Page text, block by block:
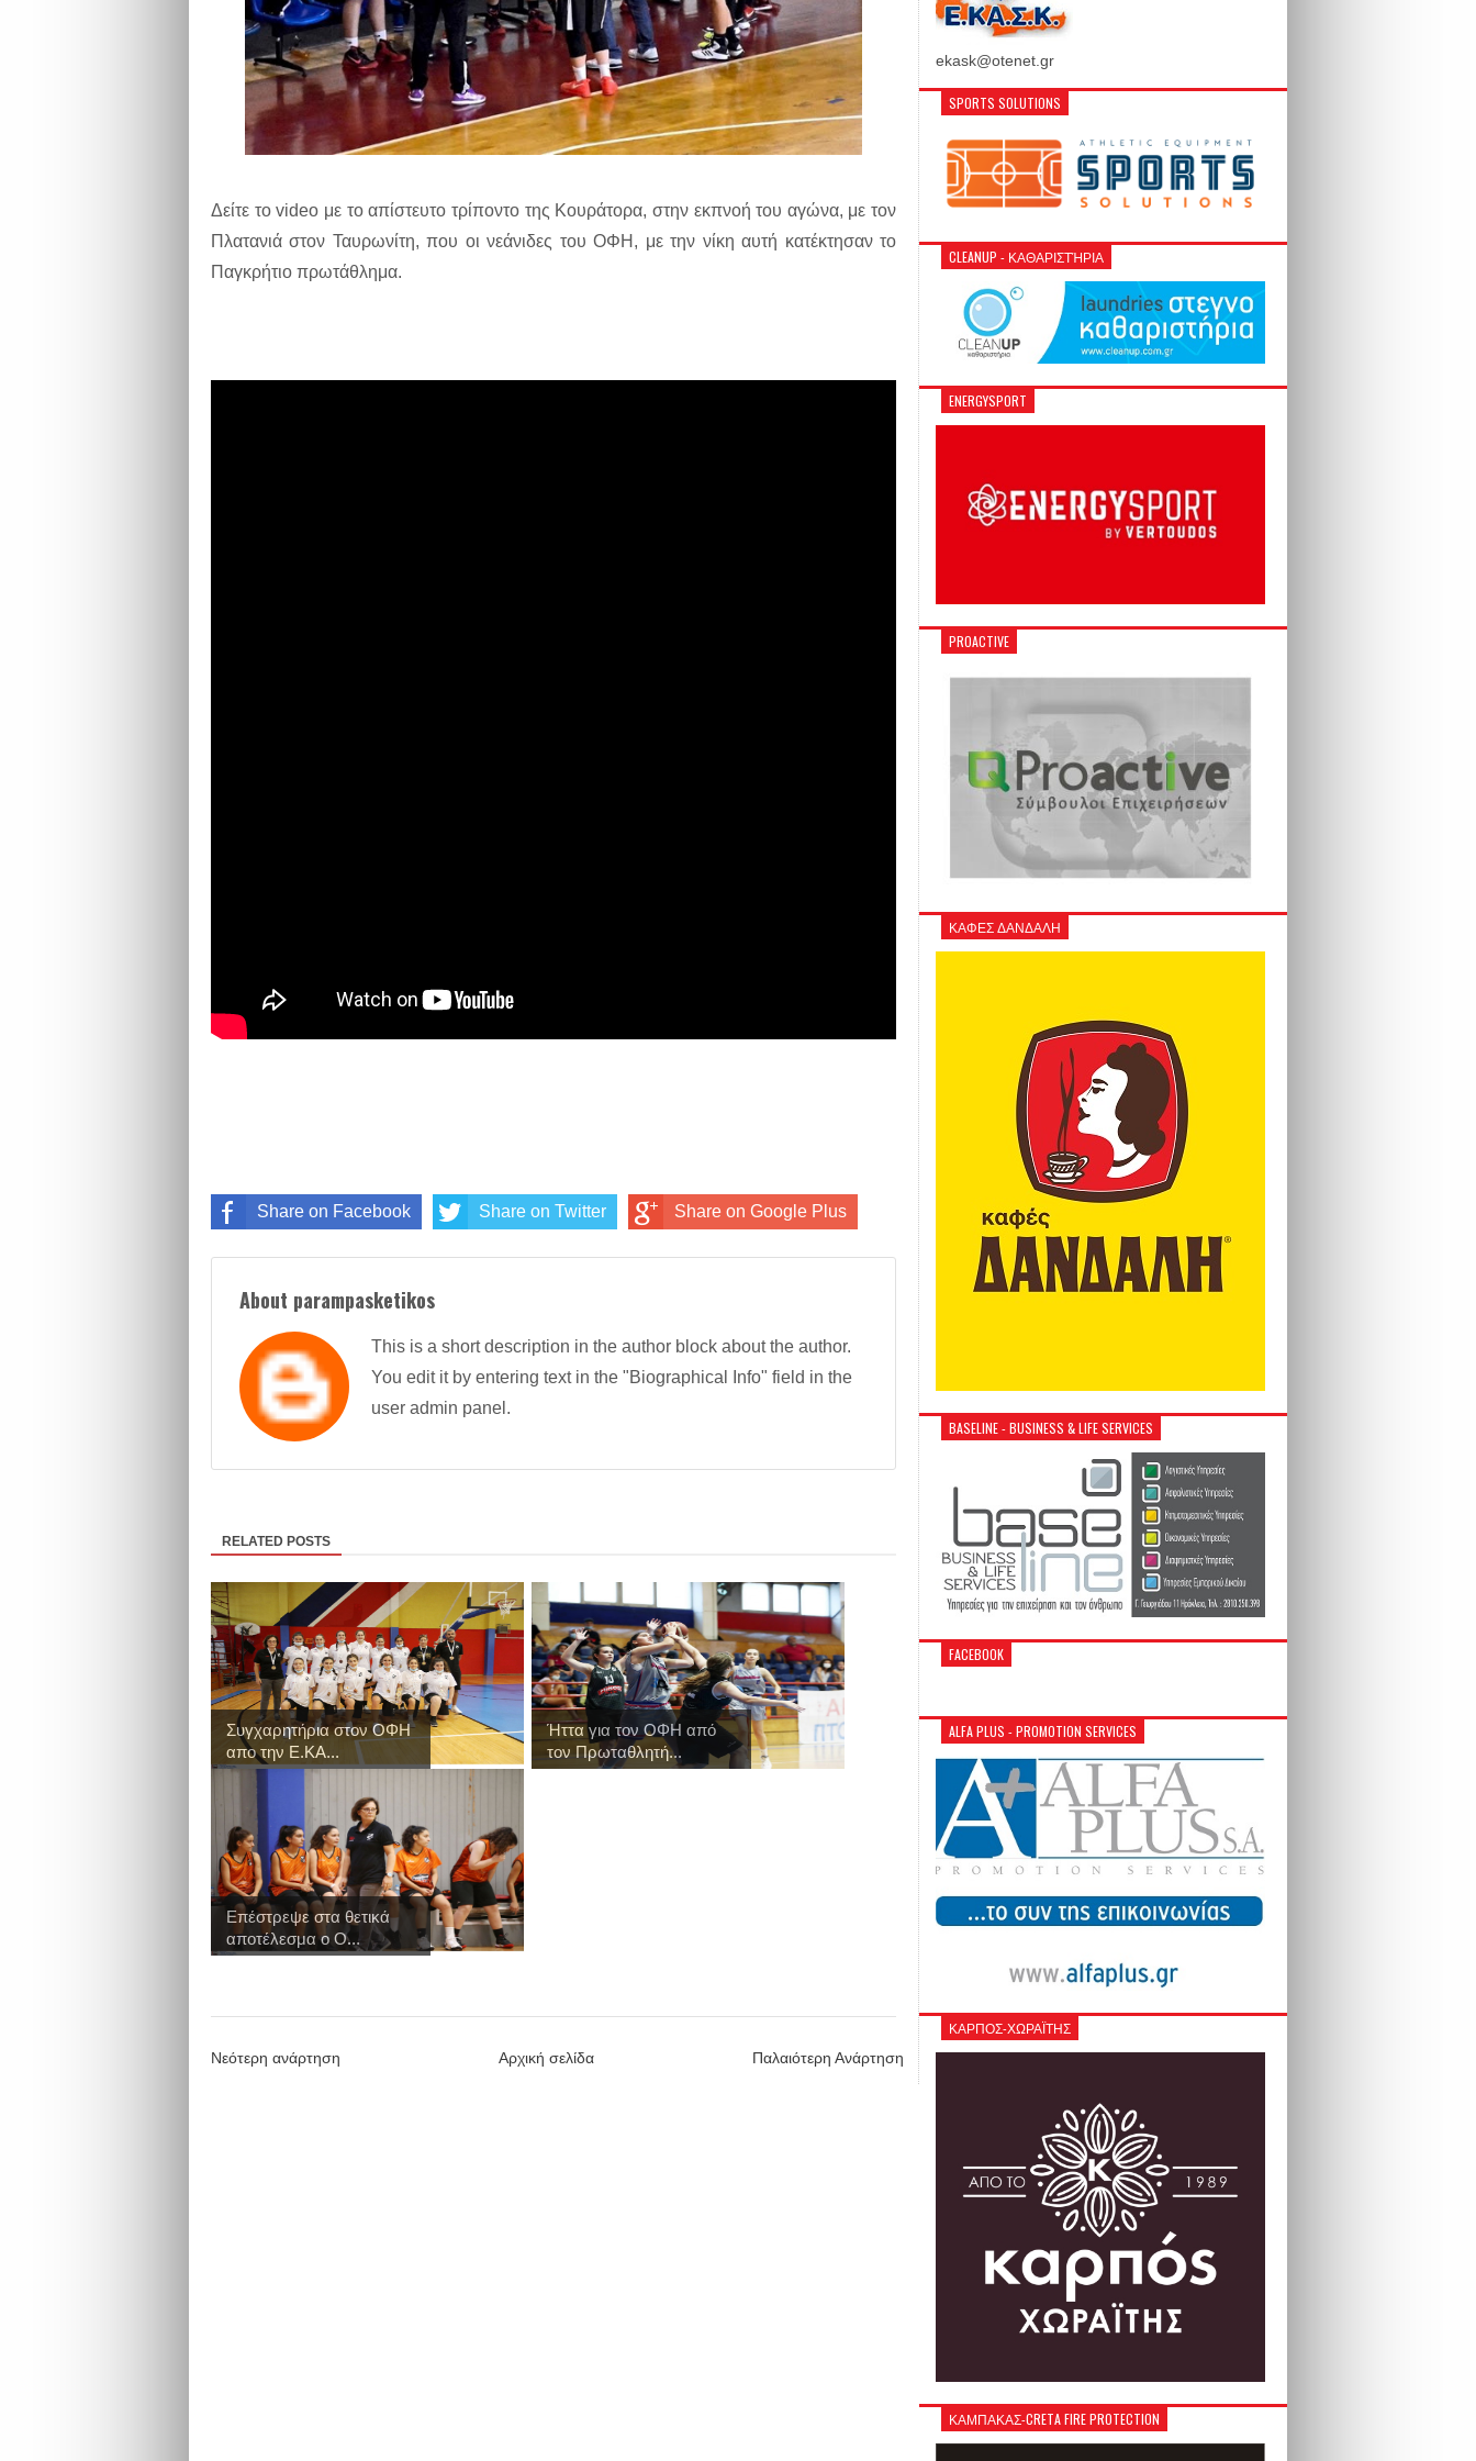
Δείτε το video με το απίστευτο τρίποντο της Κουράτορα, στην εκπνοή του αγώνα, με τον
Πλατανιά στον Ταυρωνίτη, που οι νεάνιδες του ΟΦΗ, με την νίκη αυτή κατέκτησαν το
Παγκρήτιο πρωτάθλημα.
Share on Facebook Share on Twitter Share on Google Plus
About parampasketikos
This is a short description in the author block about the author.
You edit it by entering text in the "Biographical Info" field in the
user admin panel.
RELATED POSTS
Συγχαρητήρια στον ΟΦΗ
απο την Ε.ΚΑ...
Ήττα για τον ΟΦΗ από
τον Πρωταθλητή...
Επέστρεψε στα θετικά
αποτέλεσμα ο Ο...
Νεότερη ανάρτηση Παλαιότερη Ανάρτηση
Αρχική σελίδα
ekask@otenet.gr
SPORTS SOLUTIONS
CLEANUP - ΚΑΘΑΡΙΣΤΉΡΙΑ
ENERGYSPORT
PROACTIVE
ΚΑΦΕΣ ΔΑΝΔΑΛΗ
BASELINE - BUSINESS & LIFE SERVICES
FACEBOOK
ALFA PLUS - PROMOTION SERVICES
ΚΑΡΠΟΣ-ΧΩΡΑΪΤΗΣ
ΚΑΜΠΑΚΑΣ-CRETA FIRE PROTECTION